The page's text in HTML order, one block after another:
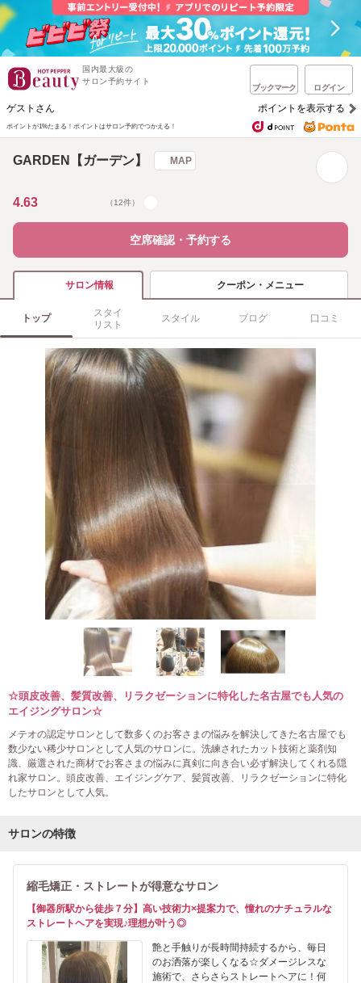
国内最大級の
サロン予約サイト
ブックマーク ログイン
ゲストさん ポイントを表示する
ポイントが1%たまる！ ポイントはサロン予約でつかえる！
GARDEN【ガーデン】 MAP
4.63 （12件）
空席確認・予約する
サロン情報 クーポン・メニュー
トップ
スタイ
リスト
スタイル ブログ 口コミ
☆頭皮改善、髪質改善、リラクゼーションに特化した名古屋でも人気の
エイジングサロン☆
メテオの認定サロンとして数多くのお客さまの悩みを解決してきた名古屋でも
数少ない稀少サロンとして人気のサロンに。洗練されたカット技術と薬剤知
識、厳選された商材でお客さまの悩みに真剣に向き合い必ず解決してくれる隠
れ家サロン。頭皮改善、エイジングケア、髪質改善、リラクゼーションに特化
したサロンとして人気。
サロンの特徴
縮毛矯正・ストレートが得意なサロン
【御器所駅から徒歩７分】高い技術力×提案力で、憧れのナチュラルな
ストレートヘアを実現♪理想が叶う◎
艶と手触りが長時間持続するから、毎日
のお洒落が楽しくなる☆ダメージレスな
施術で、さらさらストレートヘアに！何